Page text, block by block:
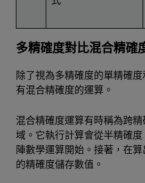
多精確度對比混合精確
除了視為多精確度的單精確
有混合精確度的運算。
混合精確度運算有時稱為跨
域。它執行計算會從半精確
陣數學運算開始。接著，在
的精確度儲存數值。